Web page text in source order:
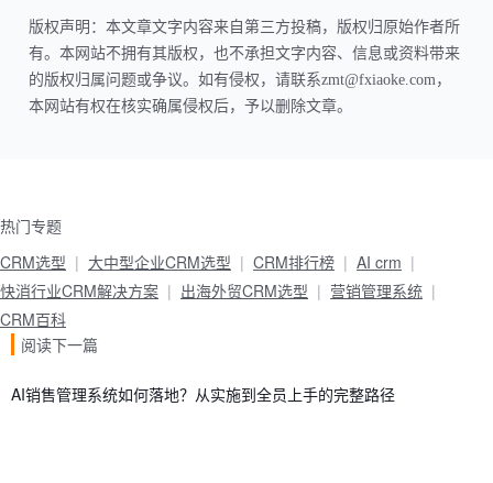
版权声明：本文章文字内容来自第三方投稿，版权归原始作者所
有。本网站不拥有其版权，也不承担文字内容、信息或资料带来
的版权归属问题或争议。如有侵权，请联系zmt@fxiaoke.com，
本网站有权在核实确属侵权后，予以删除文章。
热门专题
CRM选型
大中型企业CRM选型 CRM排行榜
AI crm
快消行业CRM解决方案
出海外贸CRM选型
营销管理系统
CRM百科
阅读下一篇
AI销售管理系统如何落地？从实施到全员上手的完整路径